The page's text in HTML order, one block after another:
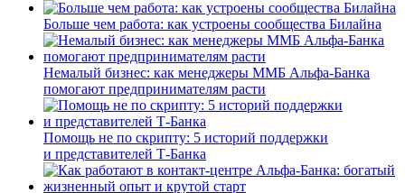
Больше чем работа: как устроены сообщества Билайна
Немалый бизнес: как менеджеры ММБ Альфа-Банка
помогают предпринимателям расти
Помощь не по скрипту: 5 историй поддержки
и представителей Т-Банка